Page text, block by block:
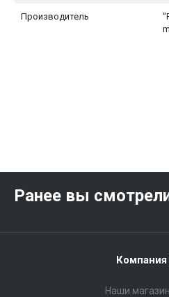
Производитель
Ранее вы
Компания
Наши